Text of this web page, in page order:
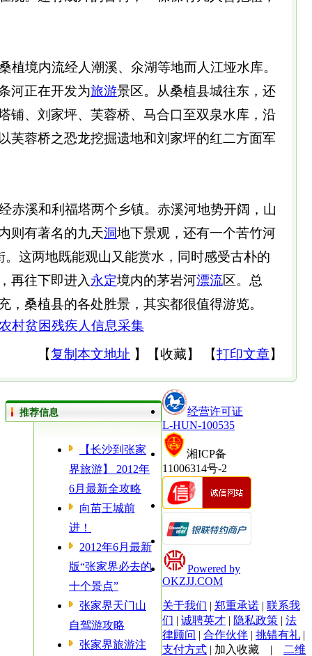
境内流经人潮溪、氽湖等地而人江垭水库。
河正在开发为旅游景区。从桑植县城往东，还
铺、刘家坪、芙蓉桥、马合口至双泉水库，沿
芙蓉桥之恐龙挖掘遗地和刘家坪的红二方面军
溪和利福塔两个乡镇。赤溪河地势开阔，山
则有著名的九天洞地下景观，还有一个苦竹河
这两地既能观山又能赏水，同时感受古朴的
再往下即进入 永定境内的茅岩河漂流区。总
，桑植县的各处胜景，其实都很值得游览。
村贫困残疾人信息采集
【复制本文地址 】 【收藏】 【打印文章】
推荐信息
【长沙到张家
界旅游】 2012年
6月最新全攻略
向苗王城前
进！
2012年6月最新
版“张家界必去的
十个景点”
张家界天门山
自驾游攻略
张家界旅游注
经营许可证
L-HUN-100535
湘ICP备
11006314号-2
Powered by
OKZJJ.COM
关于我们 | 郑重承诺 | 联系我
们 | 诚聘英才 | 隐私政策 | 法
律顾问 | 合作伙伴 | 挑错有礼 |
支付方式 | 加入收藏 |
二维